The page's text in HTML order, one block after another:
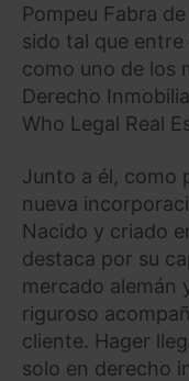
Pompeu Fabra
sido tal que
como uno de los
Derecho
Who Legal Real
Junto a él, como
nueva
Nacido y criado
destaca por su
mercado alemán
riguroso
cliente. Hager
solo en derecho